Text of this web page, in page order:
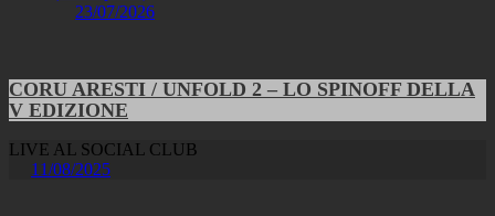
23/07/2026
CORU ARESTI / UNFOLD 2 – LO SPINOFF DELLA
V EDIZIONE
LIVE AL SOCIAL CLUB
11/08/2025